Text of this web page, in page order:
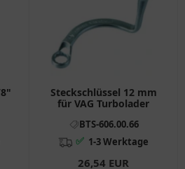
Steckschlüssel 12 mm
für VAG Turbolader
BTS-606.00.66
✅ 1-3 Werktage
26,54 EUR